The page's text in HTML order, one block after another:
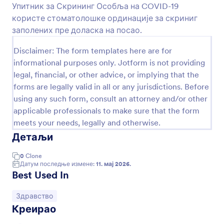
Упитник за Скрининг Особља на COVID-19
користе стоматолошке ординације за скриниг
заполених пре доласка на посао.
Disclaimer: The form templates here are for
informational purposes only. Jotform is not providing
legal, financial, or other advice, or implying that the
forms are legally valid in all or any jurisdictions. Before
using any such form, consult an attorney and/or other
applicable professionals to make sure that the form
meets your needs, legally and otherwise.
Детаљи
0 Clone
Датум последње измене: 11. мај 2026.
Best Used In
Иди на категорију:
Здравство
Креирао
својих пацијената, кратку здравствену историју
и сагласност за имунизацију, тако да својим
пацијентима можеш безбедно давати вакцине
против грипа, вакцине против морбила или
школи, на факултету или у приватној лекарској
ординацији, прилагођавање нашег Образац
Сагласности за Вакцинацију према потребама
твоје установе је брзо и лако. Додај свој лого,
ажурирај фонтове и боје или одабери стручно
направљен дизајн из JotForm-ове Радње Тема.
На крају обрасца додај поље е-потписа да би
пристанак пацијента за вакцину био
обавезујући. А ако већ ниси, унапреди на
здравствене информације својих пацијената у
складу са HIPAA стандардом! Помоћу нашег
шаблона Обрасца Сагласности за Вакцинацију
пацијенте и уведеш своју медицинску праксу у
21. век.
Преглед